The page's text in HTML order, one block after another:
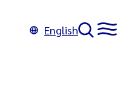
English